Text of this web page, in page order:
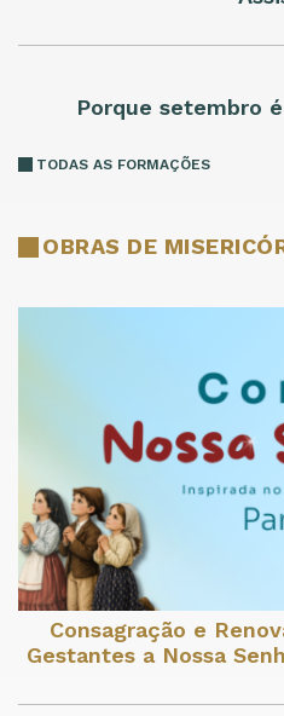
Porque setembro
TODAS AS FORMAÇÕES
OBRAS DE
Consagração e
Gestantes a Nossa